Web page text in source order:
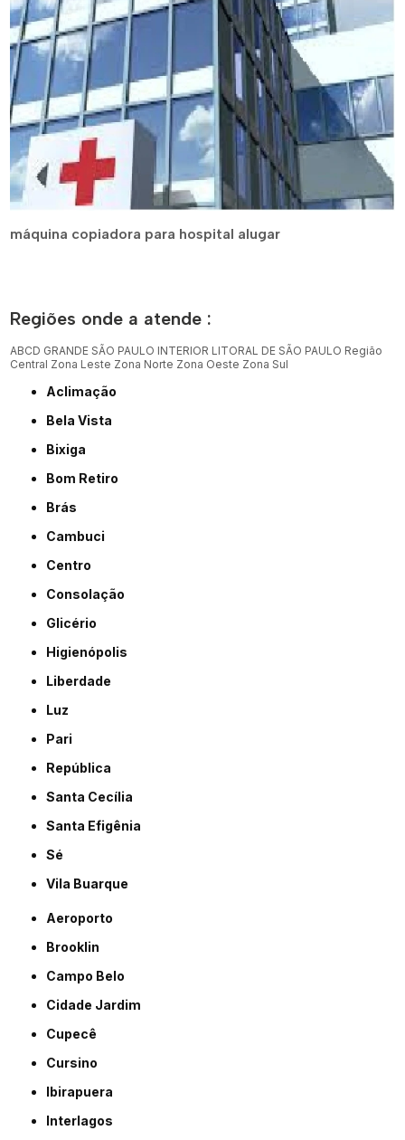
máquina copiadora para hospital alugar
Regiões onde a atende :
ABCD GRANDE SÃO PAULO INTERIOR LITORAL DE SÃO PAULO Região
Central Zona Leste Zona Norte Zona Oeste Zona Sul
Aclimação
Bela Vista
Bixiga
Bom Retiro
Brás
Cambuci
Centro
Consolação
Glicério
Higienópolis
Liberdade
Luz
Pari
República
Santa Cecília
Santa Efigênia
Sé
Vila Buarque
Aeroporto
Brooklin
Campo Belo
Cidade Jardim
Cupecê
Cursino
Ibirapuera
Interlagos